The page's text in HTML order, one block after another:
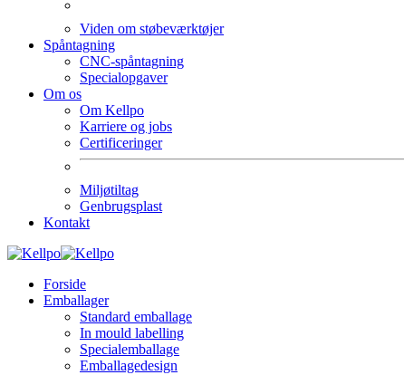
Viden om støbeværktøjer
Spåntagning
CNC-spåntagning
Specialopgaver
Om os
Om Kellpo
Karriere og jobs
Certificeringer
Miljøtiltag
Genbrugsplast
Kontakt
Forside
Emballager
Standard emballage
In mould labelling
Specialemballage
Emballagedesign